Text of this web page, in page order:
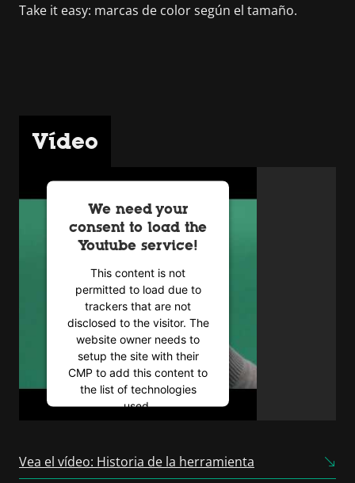
Take it easy: marcas de color según el tamaño.
Vídeo
We need your
consent to load the
Youtube service!
This content is not
permitted to load due to
trackers that are not
disclosed to the visitor. The
website owner needs to
setup the site with their
CMP to add this content to
the list of technologies
used.
Consent Management
Vea el vídeo: Historia de la herramienta